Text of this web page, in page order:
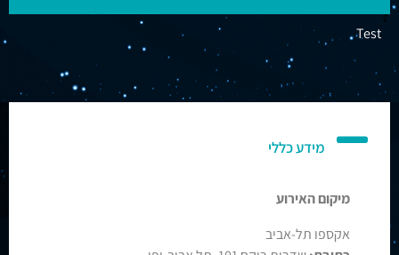
Test
מידע כללי
מיקום האירוע
אקספו תל-אביב